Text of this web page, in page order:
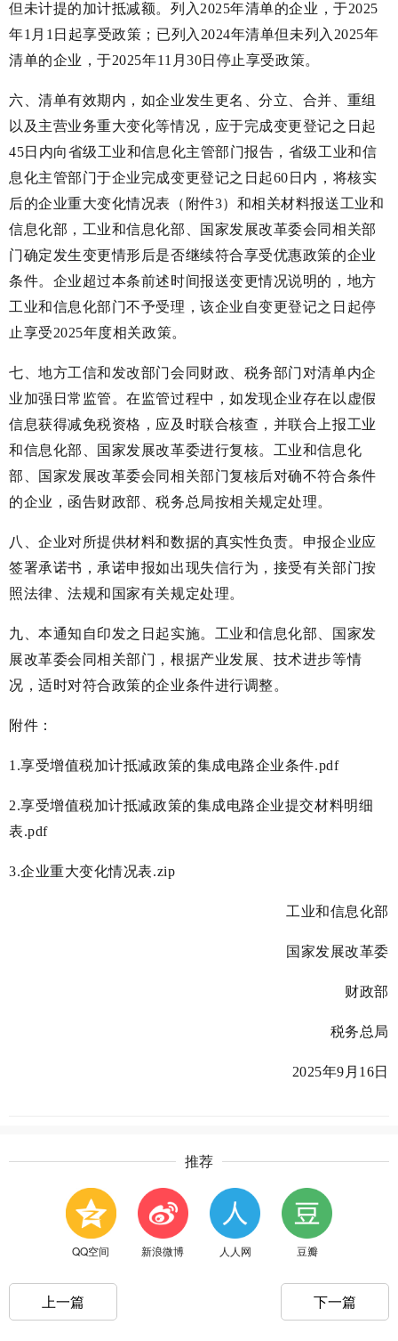
但未计提的加计抵减额。列入2025年清单的企业，于2025
年1月1日起享受政策；已列入2024年清单但未列入2025年
清单的企业，于2025年11月30日停止享受政策。
六、清单有效期内，如企业发生更名、分立、合并、重组
以及主营业务重大变化等情况，应于完成变更登记之日起
45日内向省级工业和信息化主管部门报告，省级工业和信
息化主管部门于企业完成变更登记之日起60日内，将核实
后的企业重大变化情况表（附件3）和相关材料报送工业和
信息化部，工业和信息化部、国家发展改革委会同相关部
门确定发生变更情形后是否继续符合享受优惠政策的企业
条件。企业超过本条前述时间报送变更情况说明的，地方
工业和信息化部门不予受理，该企业自变更登记之日起停
止享受2025年度相关政策。
七、地方工信和发改部门会同财政、税务部门对清单内企
业加强日常监管。在监管过程中，如发现企业存在以虚假
信息获得减免税资格，应及时联合核查，并联合上报工业
和信息化部、国家发展改革委进行复核。工业和信息化
部、国家发展改革委会同相关部门复核后对确不符合条件
的企业，函告财政部、税务总局按相关规定处理。
八、企业对所提供材料和数据的真实性负责。申报企业应
签署承诺书，承诺申报如出现失信行为，接受有关部门按
照法律、法规和国家有关规定处理。
九、本通知自印发之日起实施。工业和信息化部、国家发
展改革委会同相关部门，根据产业发展、技术进步等情
况，适时对符合政策的企业条件进行调整。
附件：
1.享受增值税加计抵减政策的集成电路企业条件.pdf
2.享受增值税加计抵减政策的集成电路企业提交材料明细
表.pdf
3.企业重大变化情况表.zip
工业和信息化部
国家发展改革委
财政部
税务总局
2025年9月16日
推荐
QQ空间 新浪微博 人人网 豆瓣
上一篇 下一篇